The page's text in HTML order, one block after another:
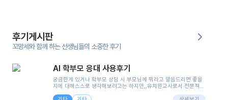
후기게시판
꼬망세와 함께 하는 선생님들의 소중한 후기
AI 학부모 응대 사용후기
궁금한게 있거나 학부모 상담 시 부모님께 뭐라고 말씀드리면 좋을
지에 대해스스로 생각해보려고는 하지만,,유치원교사로서 전문적인